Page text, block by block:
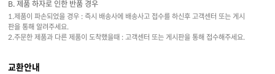
B. 제품 하자로 인한 반품 경우
1.제품이 파손되었을 경우 : 즉시 배송사에 배송사고 접수를 하신후 고객센터 또는 게시
판을 통해 알려주세요.
2.주문한 제품과 다른 제품이 도착했을때 : 고객센터 또는 게시판을 통해 접수해주세요.
교환안내